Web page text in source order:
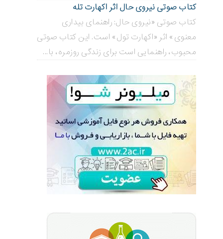
کتاب صوتی نیروی حال اثر اکهارت تله
کتاب صوتی «نیروی حال: راهنمای بیداری
معنوی» اثر «اکهارت تول» است. این کتاب صوتی
محبوب، راهنمایی است برای زندگی روزمره، با...